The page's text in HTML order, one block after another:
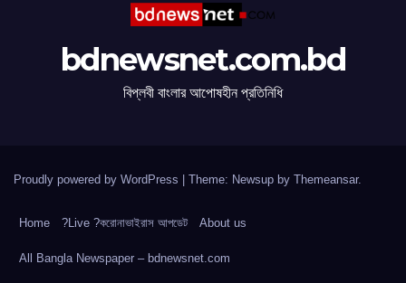
bdnewsnet.com.bd
বিপ্লবী বাংলার আপোষহীন প্রতিনিধি
Proudly powered by WordPress Theme: Newsup by Themeansar.
Home ?Live ?করোনাভাইরাস আপডেট About us
All Bangla Newspaper – bdnewsnet.com